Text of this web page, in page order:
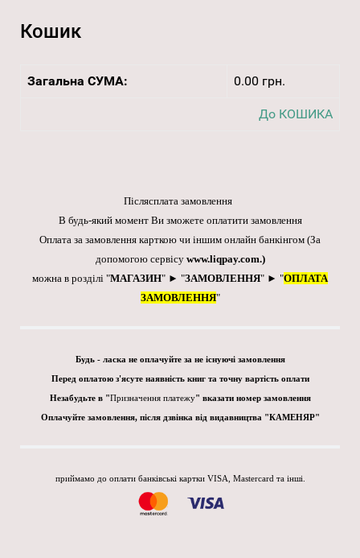
Кошик
Загальна СУМА: 0.00 грн.
До КОШИКА
Післясплата замовлення
В будь-який момент Ви зможете оплатити замовлення
Оплата за замовлення карткою чи іншим онлайн банкінгом (За
допомогою сервісу www.liqpay.com.)
можна в розділі "МАГАЗИН" ► "ЗАМОВЛЕННЯ" ► "ОПЛАТА
ЗАМОВЛЕННЯ"
Будь - ласка не оплачуйте за не існуючі замовлення
Перед оплатою з'ясуте наявність книг та точну вартість оплати
Незабудьте в "Призначення платежу" вказати номер замовлення
Оплачуйте замовлення, після дзвінка від видавництва "КАМЕНЯР"
приймамо до оплати банківські картки VISA, Mastercard та інші.